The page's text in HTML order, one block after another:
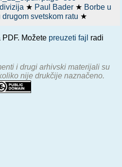
★ Paul Bader ★ Borbe u
drugom svetskom ratu ★
Možete preuzeti fajl radi
i drugi arhivski materijali su
nije drukčije naznačeno.